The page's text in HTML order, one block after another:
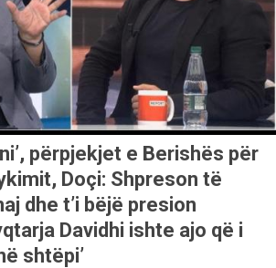
përpjekjet e Berishës për
Doçi: Shpreson të
dhe t’i bëjë presion
Davidhi ishte ajo që i
shtëpi’